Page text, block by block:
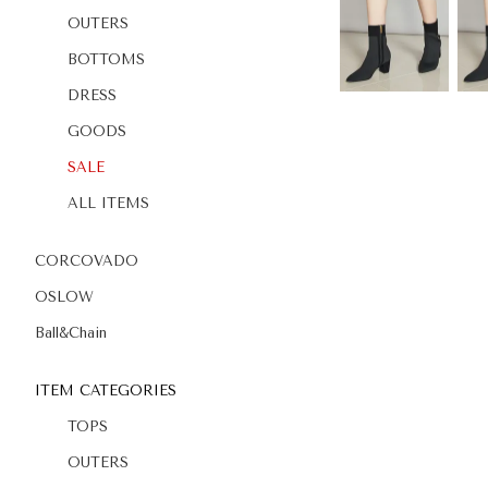
OUTERS
BOTTOMS
DRESS
GOODS
SALE
ALL ITEMS
CORCOVADO
OSLOW
Ball&Chain
ITEM CATEGORIES
TOPS
OUTERS